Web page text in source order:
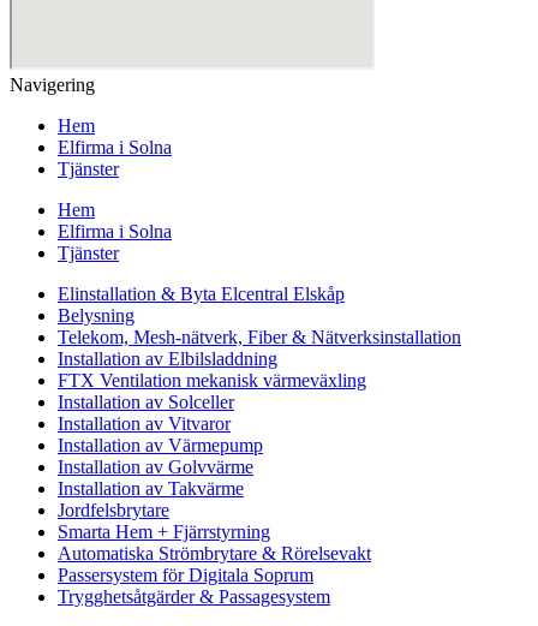
Navigering
Hem
Elfirma i Solna
Tjänster
Hem
Elfirma i Solna
Tjänster
Elinstallation & Byta Elcentral Elskåp
Belysning
Telekom, Mesh-nätverk, Fiber & Nätverksinstallation
Installation av Elbilsladdning
FTX Ventilation mekanisk värmeväxling
Installation av Solceller
Installation av Vitvaror
Installation av Värmepump
Installation av Golvvärme
Installation av Takvärme
Jordfelsbrytare
Smarta Hem + Fjärrstyrning
Automatiska Strömbrytare & Rörelsevakt
Passersystem för Digitala Soprum
Trygghetsåtgärder & Passagesystem